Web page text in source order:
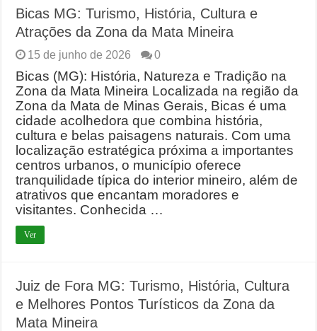
Bicas MG: Turismo, História, Cultura e
Atrações da Zona da Mata Mineira
15 de junho de 2026 0
Bicas (MG): História, Natureza e Tradição na
Zona da Mata Mineira Localizada na região da
Zona da Mata de Minas Gerais, Bicas é uma
cidade acolhedora que combina história,
cultura e belas paisagens naturais. Com uma
localização estratégica próxima a importantes
centros urbanos, o município oferece
tranquilidade típica do interior mineiro, além de
atrativos que encantam moradores e
visitantes. Conhecida …
Ver
Juiz de Fora MG: Turismo, História, Cultura
e Melhores Pontos Turísticos da Zona da
Mata Mineira